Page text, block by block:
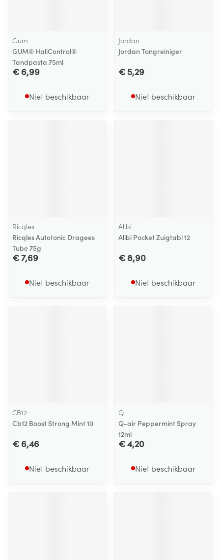
Gum
GUM® HaliControl®
Tandpasta 75ml
€ 6,99
Niet beschikbaar
Jordan
Jordan Tongreiniger
€ 5,29
Niet beschikbaar
Ricqles
Ricqles Autotonic Dragees
Tube 75g
€ 7,69
Niet beschikbaar
Alibi
Alibi Pocket Zuigtabl 12
€ 8,90
Niet beschikbaar
CB12
Cb12 Boost Strong Mint 10
€ 6,46
Niet beschikbaar
Q
Q-air Peppermint Spray
12ml
€ 4,20
Niet beschikbaar